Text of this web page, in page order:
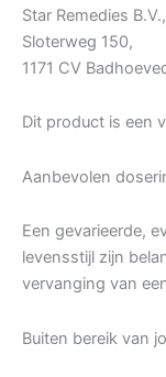
Star Remedies B.V.,
Sloterweg 150,
1171 CV
Dit product is een
Aanbevolen
Een gevarieerde,
levensstijl zijn
vervanging van
Buiten bereik van